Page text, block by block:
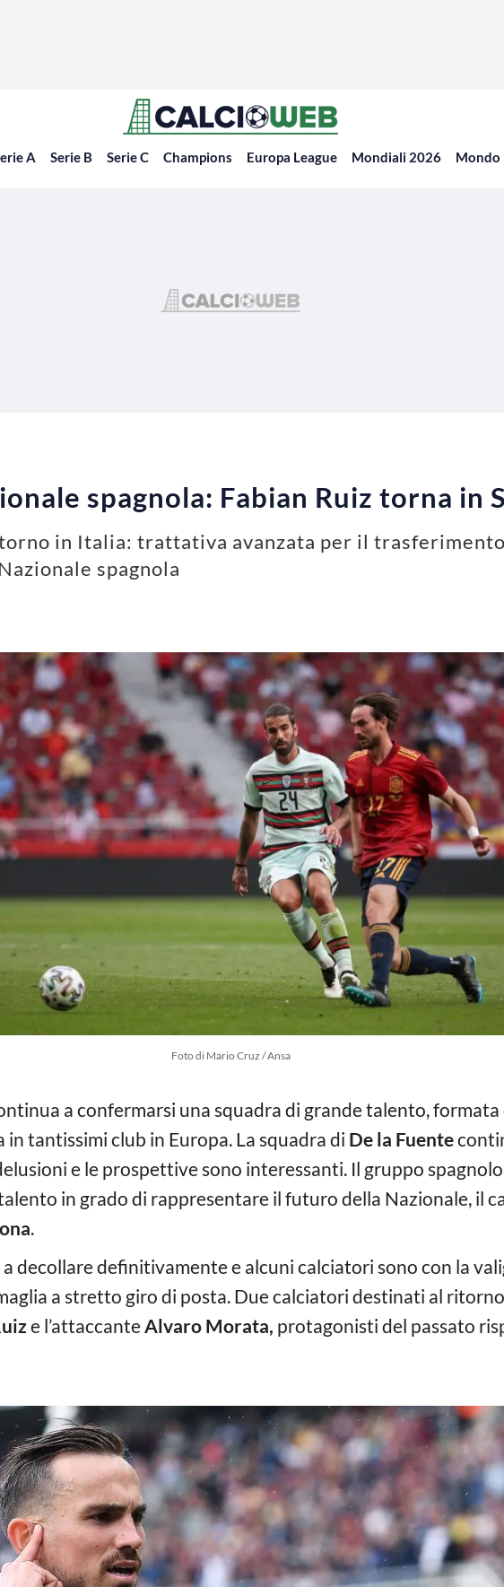
A Serie B Serie C Champions Europa League Mondiali 2026 Mondo
spagnola: Fabian Ruiz torna in
in Italia: trattativa avanzata per il
spagnola
Foto di Mario Cruz / Ansa
a confermarsi una squadra di grande talento,
tantissimi club in Europa. La squadra di De la Fuente
e le prospettive sono interessanti. Il gruppo
in grado di rappresentare il futuro della Nazionale, il
.
decollare definitivamente e alcuni calciatori sono con la
a stretto giro di posta. Due calciatori destinati al ritorno
e l’attaccanteAlvaro Morata, protagonisti del passato